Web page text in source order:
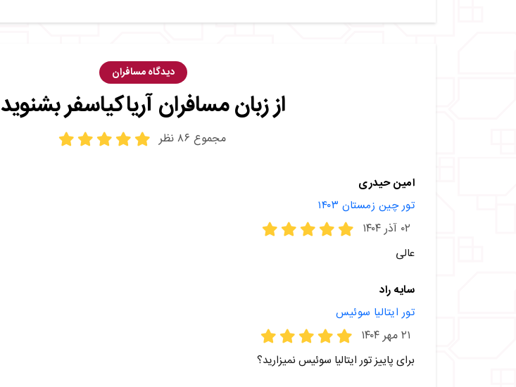
دیدگاه مسافران
از زبان مسافران آریاکیاسفر بشنوید
مجموع ۸۶ نظر
امین حیدری
تور چین زمستان ۱۴۰۳
۰۲ آذر ۱۴۰۴
عالی
سایه راد
تور ایتالیا سوئیس
۲۱ مهر ۱۴۰۴
برای پاییز تور ایتالیا سوئیس نمیزارید؟